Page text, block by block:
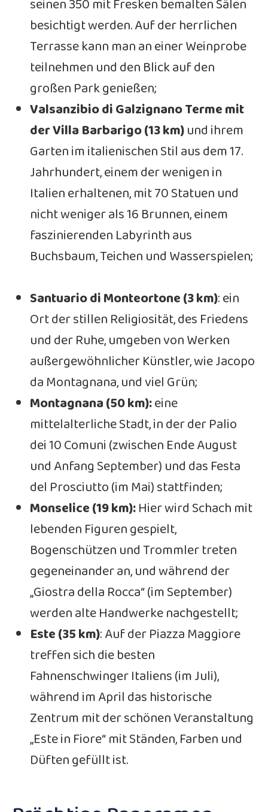
seinen 350 mit Fresken bemalten Sälen
besichtigt werden. Auf der herrlichen
Terrasse kann man an einer Weinprobe
teilnehmen und den Blick auf den
großen Park genießen;
Valsanzibio di Galzignano Terme mit
der Villa Barbarigo (13 km)und ihrem
Garten im italienischen Stil aus dem 17.
Jahrhundert, einem der wenigen in
Italien erhaltenen, mit 70 Statuen und
nicht weniger als 16 Brunnen, einem
faszinierenden Labyrinth aus
Buchsbaum, Teichen und Wasserspielen;
Santuario di Monteortone (3 km): ein
Ort der stillen Religiosität, des Friedens
und der Ruhe, umgeben von Werken
außergewöhnlicher Künstler, wie Jacopo
da Montagnana, und viel Grün;
Montagnana (50 km):eine
mittelalterliche Stadt, in der der Palio
dei 10 Comuni (zwischen Ende August
und Anfang September) und das Festa
del Prosciutto (im Mai) stattfinden;
Monselice (19 km):Hier wird Schach mit
lebenden Figuren gespielt,
Bogenschützen und Trommler treten
gegeneinander an, und während der
„Giostra della Rocca“ (im September)
werden alte Handwerke nachgestellt;
Este (35 km): Auf der Piazza Maggiore
treffen sich die besten
Fahnenschwinger Italiens (im Juli),
während im April das historische
Zentrum mit der schönen Veranstaltung
„Este in Fiore“ mit Ständen, Farben und
Düften gefüllt ist.